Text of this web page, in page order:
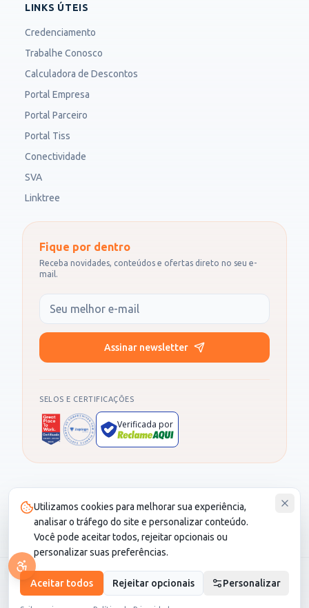
LINKS ÚTEIS
Credenciamento
Trabalhe Conosco
Calculadora de Descontos
Portal Empresa
Portal Parceiro
Portal Tiss
Conectividade
SVA
Linktree
Fique por dentro
Receba novidades, conteúdos e ofertas direto no seu e-
mail.
Seu e-mail
Assinar newsletter
SELOS E CERTIFICAÇÕES
Verificada por
30.987.115/0001-82. CS Saúde é um cartão de desconto e não é um
plano de saúde.
© 2026 CS Saúde. Todos os direitos reservados.
LGPD•Termo de Seguro
Utilizamos cookies para melhorar sua experiência,
analisar o tráfego do site e personalizar conteúdo.
Você pode aceitar todos, rejeitar opcionais ou
personalizar suas preferências.
Aceitar todos Rejeitar opcionais Personalizar